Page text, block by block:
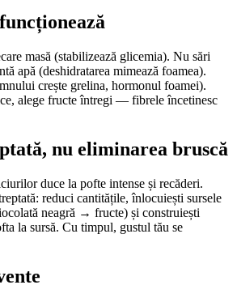
masă (stabilizează glicemia). Nu sări
apă (deshidratarea mimează foamea).
crește grelina, hormonul foamei).
alege fructe întregi — fibrele încetinesc
nu eliminarea bruscă
duce la pofte intense și recăderi.
reduci cantitățile, înlocuiești sursele
neagră → fructe) și construiești
la sursă. Cu timpul, gustul tău se